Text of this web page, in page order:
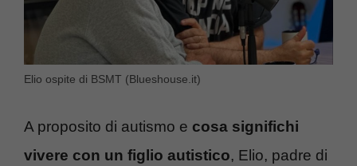
Elio ospite di BSMT (Blueshouse.it)
A proposito di autismo e cosa significhi
vivere con un figlio autistico, Elio, padre di